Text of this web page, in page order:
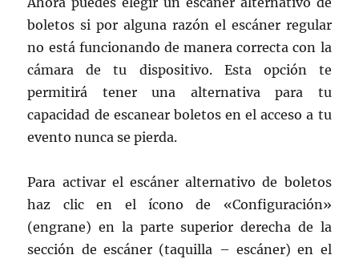
boletos si por alguna razón el escáner regular
no está funcionando de manera correcta con la
cámara de tu dispositivo. Esta opción te
permitirá tener una alternativa para tu
capacidad de escanear boletos en el acceso a tu
evento nunca se pierda.
Para activar el escáner alternativo de boletos
haz clic en el ícono de «Configuración»
(engrane) en la parte superior derecha de la
sección de escáner (taquilla – escáner) en el